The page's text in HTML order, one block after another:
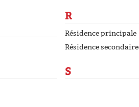
R
Résidence principale
Résidence secondaire
S